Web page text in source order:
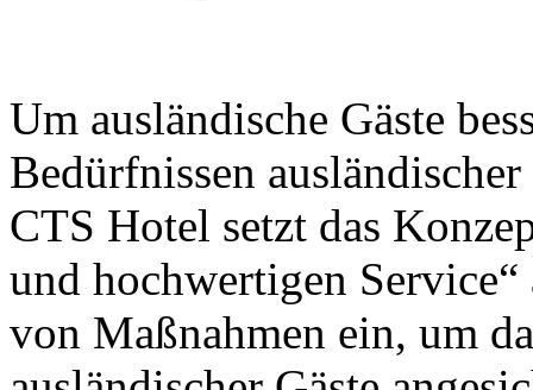
Um ausländische Gäste
Bedürfnissen
CTS Hotel setzt das
und hochwertigen
von Maßnahmen ein, um